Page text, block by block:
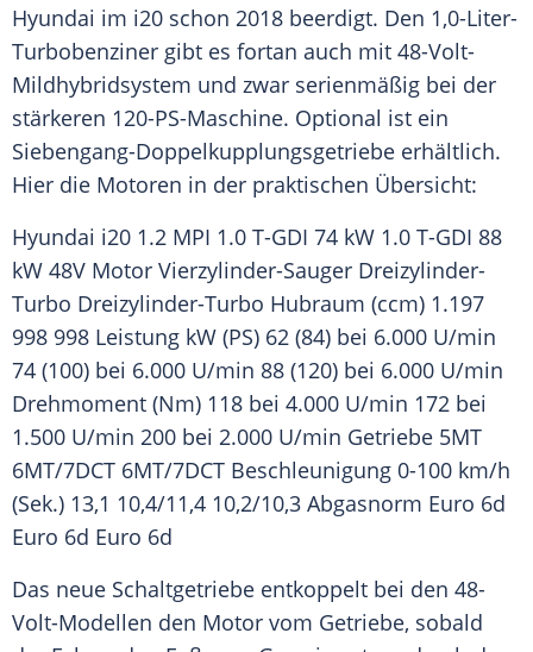
Hyundai im i20 schon 2018 beerdigt. Den 1,0-Liter-
Turbobenziner gibt es fortan auch mit 48-Volt-
Mildhybridsystem und zwar serienmäßig bei der
stärkeren 120-PS-Maschine. Optional ist ein
Siebengang-Doppelkupplungsgetriebe erhältlich.
Hier die Motoren in der praktischen Übersicht:
Hyundai i20 1.2 MPI 1.0 T-GDI 74 kW 1.0 T-GDI 88
kW 48V Motor Vierzylinder-Sauger Dreizylinder-
Turbo Dreizylinder-Turbo Hubraum (ccm) 1.197
998 998 Leistung kW (PS) 62 (84) bei 6.000 U/min
74 (100) bei 6.000 U/min 88 (120) bei 6.000 U/min
Drehmoment (Nm) 118 bei 4.000 U/min 172 bei
1.500 U/min 200 bei 2.000 U/min Getriebe 5MT
6MT/7DCT 6MT/7DCT Beschleunigung 0-100 km/h
(Sek.) 13,1 10,4/11,4 10,2/10,3 Abgasnorm Euro 6d
Euro 6d Euro 6d
Das neue Schaltgetriebe entkoppelt bei den 48-
Volt-Modellen den Motor vom Getriebe, sobald